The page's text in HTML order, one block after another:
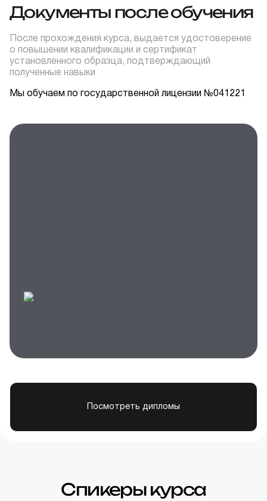
Документы после обучения
После прохождения курса, выдается удостоверение
о повышении квалификации и сертификат
установленного образца, подтверждающий
полученные навыки
Мы обучаем по государственной лицензии №041221
Посмотреть дипломы
Спикеры курса